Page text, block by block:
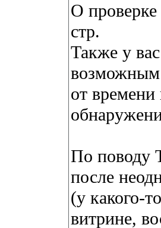
О проверке
стр.
Также у
от
По поводу
после
(у какого-
витрине,